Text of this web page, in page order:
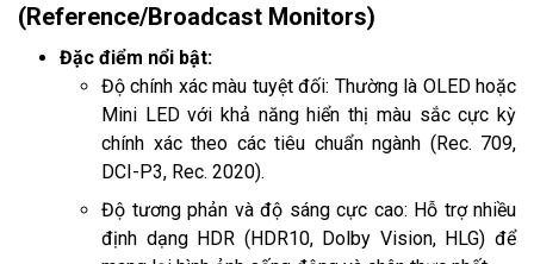
(Reference/Broadcast Monitors)
Đặc điểm nổi bật:
Độ chính xác màu tuyệt đối: Thường là OLED hoặc
Mini LED với khả năng hiển thị màu sắc cực kỳ
chính xác theo các tiêu chuẩn ngành (Rec. 709,
DCI-P3, Rec. 2020).
Độ tương phản và độ sáng cực cao: Hỗ trợ nhiều
định dạng HDR (HDR10, Dolby Vision, HLG) để